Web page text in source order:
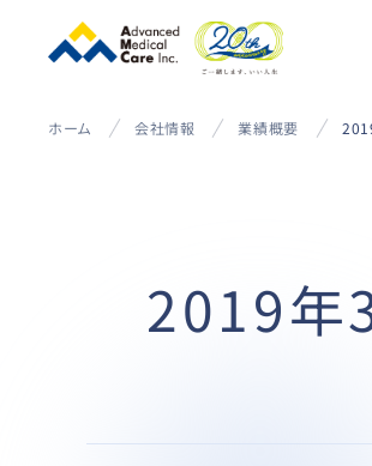
ホーム 会社情報 業績概要
2019